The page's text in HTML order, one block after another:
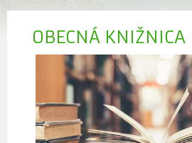
OBECNÁ KNIŽNICA